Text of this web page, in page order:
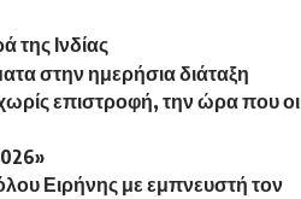
της Ινδίας
στην ημερήσια διάταξη
επιστροφή, την ώρα που οι
Ειρήνης με εμπνευστή τον